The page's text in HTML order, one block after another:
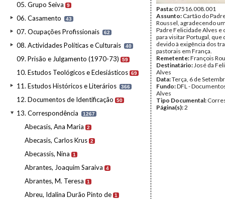
05. Grupo Seiva 9
06. Casamento 43
07. Ocupações Profissionais 62
08. Actividades Políticas e Culturais 40
09. Prisão e Julgamento (1970-73) 59
10. Estudos Teológicos e Eclesiásticos 69
11. Estudos Históricos e Literários 366
12. Documentos de Identificação 50
13. Correspondência 1267
Abecasis, Ana Maria 2
Abecasis, Carlos Krus 2
Abecassis, Nina 1
Abrantes, Joaquim Saraiva 4
Abrantes, M. Teresa 1
Abreu, Idalina Durão Pinto de 1
Pasta:07516.008.001
Assunto: Cartão do
Roussel, agradecendo
Padre Felicidade Alves e
para visitar Portugal, que
devido à exigência dos
pastorais em França.
Remetente:François
Destinatário:José da
Alves
Data:Terça, 6 de
Fundo:DFL -
Alves
Tipo Documental:
Página(s):2